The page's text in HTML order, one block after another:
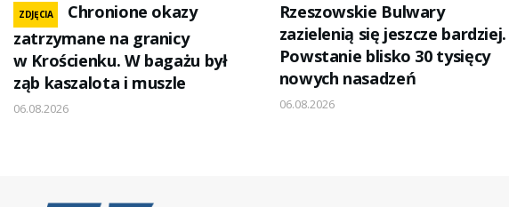
ZDJĘCIA
Chronione okazy
zatrzymane na granicy
w Krościenku. W bagażu był
ząb kaszalota i muszle
06.08.2026
Rzeszowskie Bulwary
zazielenią się jeszcze bardziej.
Powstanie blisko 30 tysięcy
nowych nasadzeń
06.08.2026